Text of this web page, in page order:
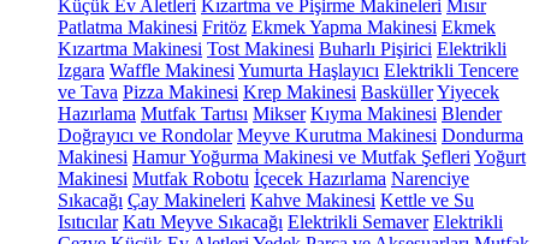
Küçük Ev Aletleri Kızartma ve Pişirme Makineleri Mısır
Patlatma Makinesi Fritöz Ekmek Yapma Makinesi Ekmek
Kızartma Makinesi Tost Makinesi Buharlı Pişirici Elektrikli
Izgara Waffle Makinesi Yumurta Haşlayıcı Elektrikli Tencere
ve Tava Pizza Makinesi Krep Makinesi BasküllerYiyecek
Hazırlama Mutfak Tartısı Mikser Kıyma Makinesi Blender
Doğrayıcı ve Rondolar Meyve Kurutma Makinesi Dondurma
Makinesi Hamur Yoğurma Makinesi ve Mutfak Şefleri Yoğurt
Makinesi Mutfak Robotu İçecek Hazırlama Narenciye
Sıkacağı Çay Makineleri Kahve Makinesi Kettle ve Su
Isıtıcılar Katı Meyve Sıkacağı Elektrikli Semaver Elektrikli